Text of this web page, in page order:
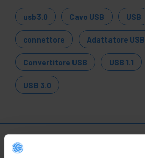
usb3.0 Cavo USB USB
connettore Adattatore USB
Convertitore USB USB 1.1
USB 3.0
Ulteriori informazioni